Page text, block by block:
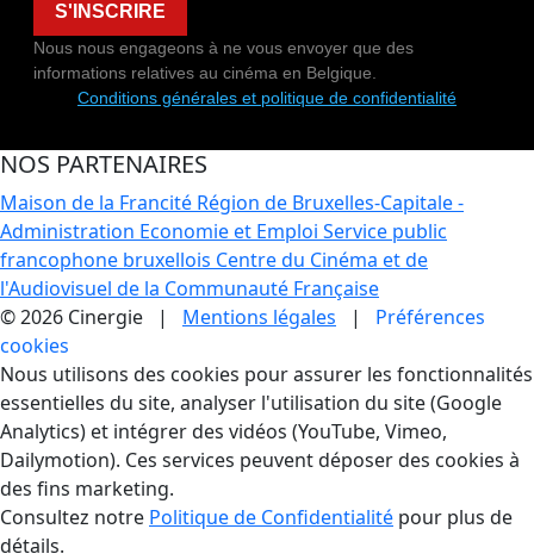
S'INSCRIRE
Nous nous engageons à ne vous envoyer que des
informations relatives au cinéma en Belgique.
Conditions générales et politique de confidentialité
NOS PARTENAIRES
Maison de la Francité Région de Bruxelles-Capitale -
Administration Economie et Emploi Service public
francophone bruxellois Centre du Cinéma et de
l'Audiovisuel de la Communauté Française
© 2026 Cinergie | Mentions légales | Préférences
cookies
Gestion des Cookies
Nous utilisons des cookies pour assurer les fonctionnalités
essentielles du site, analyser l'utilisation du site (Google
Analytics) et intégrer des vidéos (YouTube, Vimeo,
Dailymotion). Ces services peuvent déposer des cookies à
des fins marketing.
Consultez notre Politique de Confidentialité pour plus de
détails.